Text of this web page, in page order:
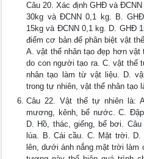
Câu 20. Xác định GHĐ và
30kg và ĐCNN 0,1 kg. B.
15kg và ĐCNN 0,1 kg. D. GHĐ
điểm cơ bản để phân biệt vật
A. vật thể nhân tạo đẹp hơn
do con người tạo ra. C. vật thể
nhân tạo làm từ vật liệu. D.
trong tự nhiên, vật thể nhân tạo
Câu 22. Vật thể tự nhiên là:
mương, kênh, bể nước. C.
D. Hồ, thác, giếng, bể bơi.
lúa. B. Cái cầu. C. Mặt trời.
lên, dưới ánh nắng mặt trời